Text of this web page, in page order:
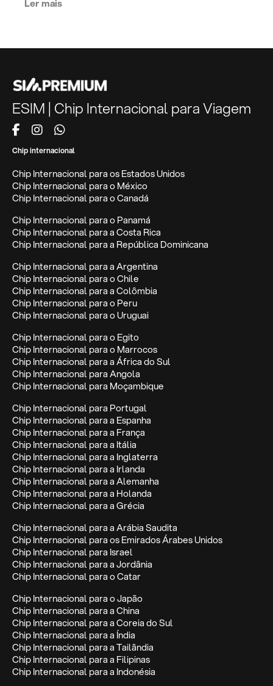
Ler mais
ESIM | Chip Internacional para Viagem
Chip internacional
Chip Internacional para os Estados Unidos
Chip Internacional para o México
Chip Internacional para o Canadá
Chip Internacional para o Panamá
Chip Internacional para a Costa Rica
Chip Internacional para a República Dominicana
Chip Internacional para a Argentina
Chip Internacional para o Chile
Chip Internacional para a Colômbia
Chip Internacional para o Peru
Chip Internacional para o Uruguai
Chip Internacional para o Egito
Chip Internacional para o Marrocos
Chip Internacional para a África do Sul
Chip Internacional para Angola
Chip Internacional para Moçambique
Chip Internacional para Portugal
Chip Internacional para a Espanha
Chip Internacional para a França
Chip Internacional para a Itália
Chip Internacional para a Inglaterra
Chip Internacional para a Irlanda
Chip Internacional para a Alemanha
Chip Internacional para a Holanda
Chip Internacional para a Grécia
Chip Internacional para a Arábia Saudita
Chip Internacional para os Emirados Árabes Unidos
Chip Internacional para Israel
Chip Internacional para a Jordânia
Chip Internacional para o Catar
Chip Internacional para o Japão
Chip Internacional para a China
Chip Internacional para a Coreia do Sul
Chip Internacional para a Índia
Chip Internacional para a Tailândia
Chip Internacional para a Filipinas
Chip Internacional para a Indonésia